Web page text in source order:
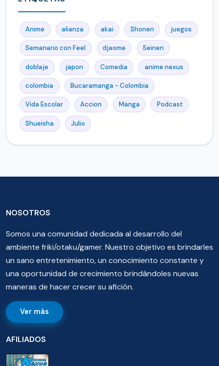
Anime alianza akai Shonen juegos
Semanario con Feel djaome Seinen
doblaje japon Comedia anime nexus
colombia Bucaramanga - Colombia
Vida Escolar Accion Manga Podcast
Shueisha Julio
NOSOTROS
Somos una comunidad dedicada al desarrollo del
ambiente friki/otaku/gamer. Nuestro objetivo es brindarles
un sano entretenimiento, un conocimiento constante y
una oportunidad de crecimiento brindándoles nuevas
maneras de hacer crecer su afición.
Ver más
AFILIADOS